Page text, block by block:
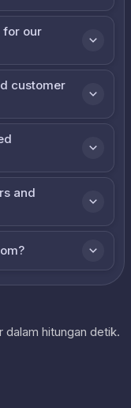
for our
customer
and
dalam hitungan detik.